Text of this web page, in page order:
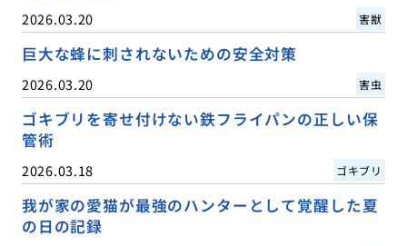
2026.03.20 害獣
巨大な蜂に刺されないための安全対策
2026.03.20 害虫
ゴキブリを寄せ付けない鉄フライパンの正しい保
管術
2026.03.18 ゴキブリ
我が家の愛猫が最強のハンターとして覚醒した夏
の日の記録